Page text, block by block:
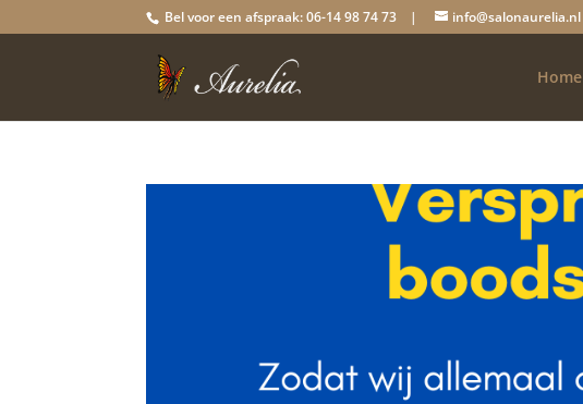
Bel voor een afspraak: 06-14 98 74 73 | info@salonaurelia.nl
Home